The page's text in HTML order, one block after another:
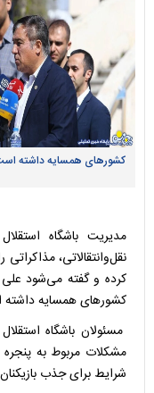
کشورهای همسایه داشته
مدیریت باشگاه
نقل‌وانتقالاتی،
کرده و گفته می‌شود علی
کشورهای همسایه
مسئولان باشگاه
مشکلات مربوط به پنجره
شرایط برای جذب